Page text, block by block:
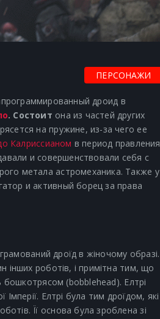
ПЕРСОНАЖИ
дроид в
. Состоит она из частей других
на пружине, из-за чего ее
Калриссианом в период правления
и совершенствовали себя с
метала астромеханика. Также у
и активный борец за права
дроїд в жіночому образі.
інших роботів, і примітна тим, що
бошкотрясом (bobblehead). Елтрі
Елтрі була тим дроїдом, які
Її основа була зроблена зі